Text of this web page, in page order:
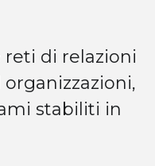
di relazioni
stabiliti in